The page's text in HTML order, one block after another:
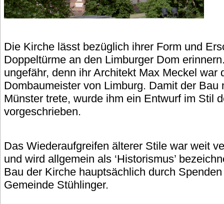
Die Kirche lässt bezüglich ihrer Form und
Doppeltürme an den Limburger Dom
ungefähr, denn ihr Architekt Max Meckel war
Dombaumeister von Limburg. Damit der Bau
Münster trete, wurde ihm ein Entwurf im Stil
vorgeschrieben.
Das Wiederaufgreifen älterer Stile war weit
und wird allgemein als ‘Historismus’
Bau der Kirche hauptsächlich durch
Gemeinde Stühlinger.